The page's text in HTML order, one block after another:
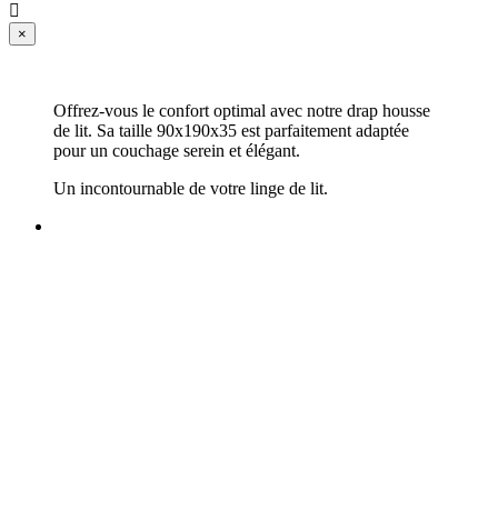

×
Offrez-vous le confort optimal avec notre drap housse
de lit. Sa taille 90x190x35 est parfaitement adaptée
pour un couchage serein et élégant.
Un incontournable de votre linge de lit.